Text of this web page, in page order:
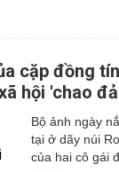
cặp đồng
hội 'chao
Bộ ảnh ngày
tại ở dãy núi
của hai cô gái